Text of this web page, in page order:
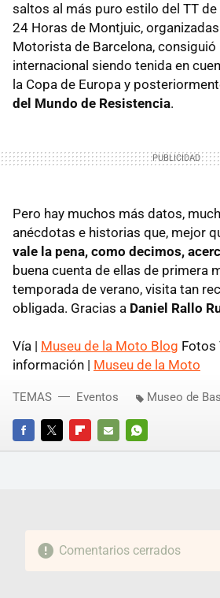
saltos al más puro estilo del TT de
24 Horas de Montjuic,
Motorista de Barcelona,
internacional siendo tenida en
la Copa de Europa y
del Mundo de Resistencia.
Pero hay muchos más datos,
anécdotas e historias que, mejor
vale la pena, como decimos,
buena cuenta de ellas de primera
temporada de verano, visita tan
obligada. Gracias a Daniel Rallo
Vía | Museu de la Moto Blog Fotos
información | Museu de la Moto
FACEBOOKTWITTERFLIPBOARD
E-
WHATSAPP
TEMAS Eventos Museo de
Comentarios cerrados